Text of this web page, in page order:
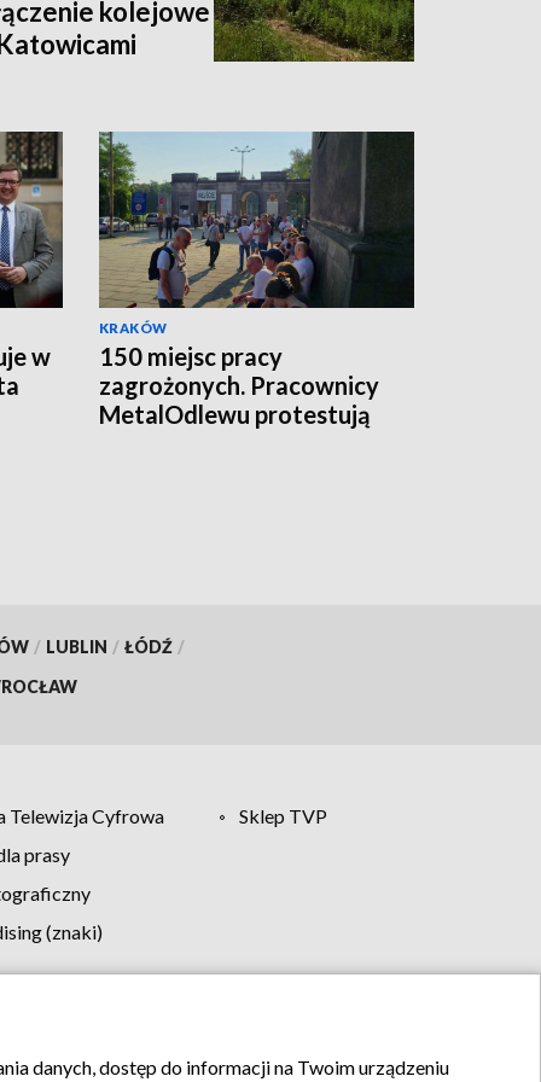
kolejowe
w
KRAKÓW
150 miejsc pracy
zagrożonych. Pracownicy
MetalOdlewu protestują
/ LUBLIN / ŁÓDŹ /
Telewizja Cyfrowa
Sklep TVP
prasy
(znaki)
Kontakt
danych, dostęp do informacji na Twoim urządzeniu